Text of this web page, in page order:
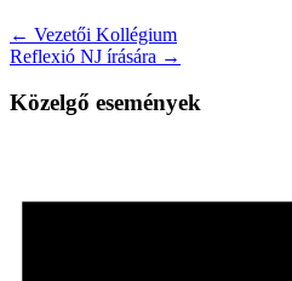
← Vezetői Kollégium
Reflexió NJ írására →
Közelgő események